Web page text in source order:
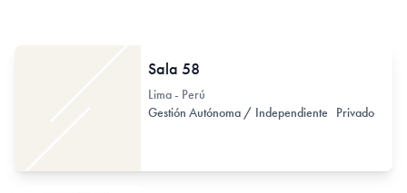
Sala 58
Lima - Perú
Gestión Autónoma / Independiente Privado